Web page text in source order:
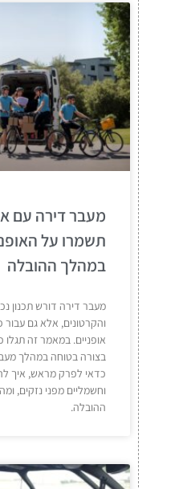
מעבר דירה עם
תשמרו על
במהלך ההובלה
מעבר דירה דורש תכנון
והקרטונים, אלא גם עבור
אופניים. במאמר זה תגלו
בצורה בטוחה במהלך
כדאי לפרק מראש, איך
וחשמליים מפני נזקים,
ההובלה.